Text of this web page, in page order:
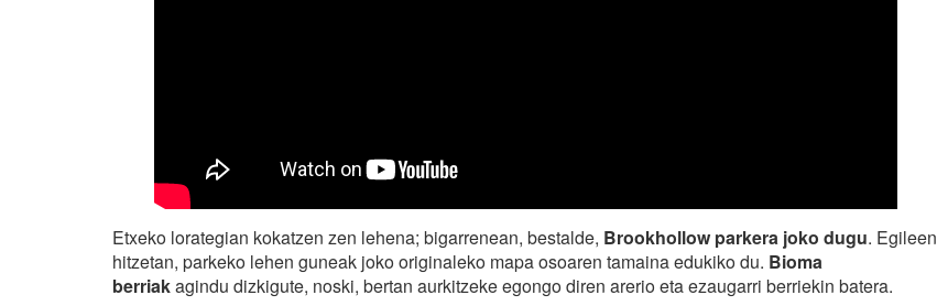
Etxeko lorategian kokatzen zen lehena; bigarrenean, bestalde, Brookhollow parkera joko dugu. Egileen
hitzetan, parkeko lehen guneak joko originaleko mapa osoaren tamaina edukiko du. Bioma
berriakagindu dizkigute, noski, bertan aurkitzeke egongo diren arerio eta ezaugarri berriekin batera.